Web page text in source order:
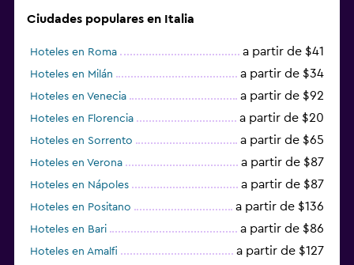
Ciudades populares en Italia
Hoteles en Roma a partir de $41
Hoteles en Milán a partir de $34
Hoteles en Venecia a partir de $92
Hoteles en Florencia a partir de $20
Hoteles en Sorrento a partir de $65
Hoteles en Verona a partir de $87
Hoteles en Nápoles a partir de $87
Hoteles en Positano a partir de $136
Hoteles en Bari a partir de $86
Hoteles en Amalfi a partir de $127